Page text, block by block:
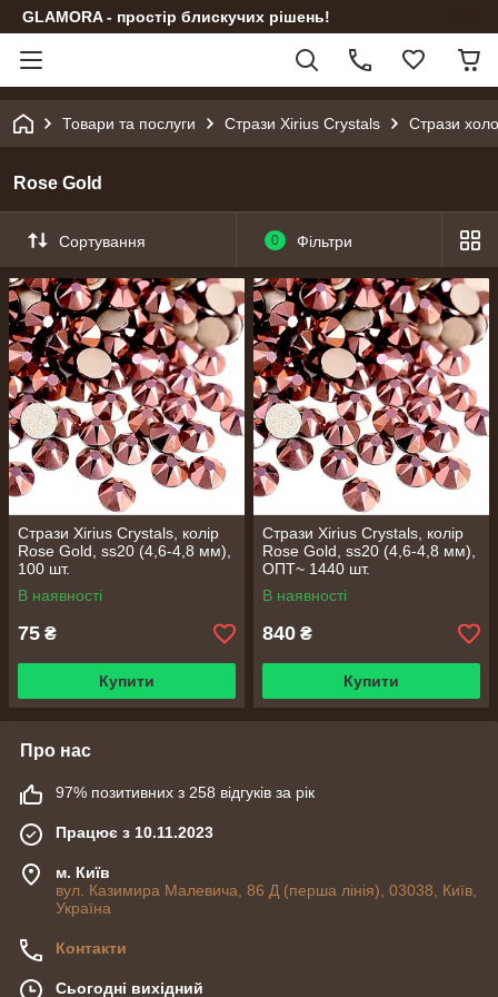
GLAMORA - простір блискучих рішень!
Товари та послуги Стрази Xirius Crystals Стрази
Rose Gold
Сортування 0 Фільтри
Стрази Xirius Crystals, колір
Rose Gold, ss20 (4,6-4,8 мм),
100 шт.
В наявності
75 ₴
Купити
Стрази Xirius Crystals, колір
Rose Gold, ss20 (4,6-4,8 мм),
ОПТ~ 1440 шт.
В наявності
840 ₴
Купити
Про нас
97% позитивних з 258 відгуків за рік
Працює з 10.11.2023
м. Київ
вул. Казимира Малевича, 86 Д (перша лінія), 03038, Київ,
Україна
Контакти
Сьогодні вихідний